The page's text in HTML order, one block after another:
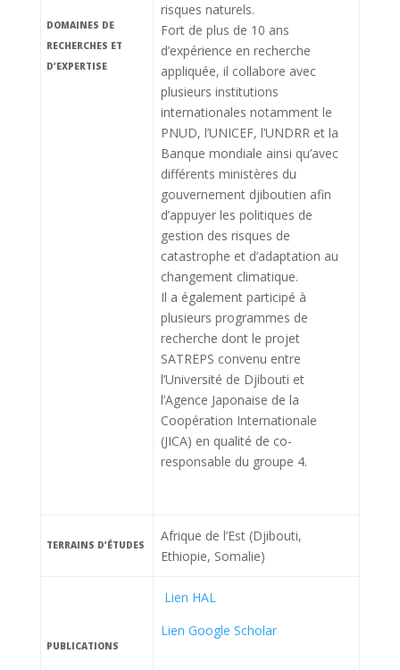
DOMAINES DE
RECHERCHES ET
D’EXPERTISE
risques naturels.
Fort de plus de 10 ans
d’expérience en recherche
appliquée, il collabore avec
plusieurs institutions
internationales notamment le
PNUD, l’UNICEF, l’UNDRR et la
Banque mondiale ainsi qu’avec
différents ministères du
gouvernement djiboutien afin
d’appuyer les politiques de
gestion des risques de
catastrophe et d’adaptation au
changement climatique.
Il a également participé à
plusieurs programmes de
recherche dont le projet
SATREPS convenu entre
l’Université de Djibouti et
l’Agence Japonaise de la
Coopération Internationale
(JICA) en qualité de co-
responsable du groupe 4.
TERRAINS D’ÉTUDES
Afrique de l’Est (Djibouti,
Ethiopie, Somalie)
PUBLICATIONS
Lien HAL
Lien Google Scholar